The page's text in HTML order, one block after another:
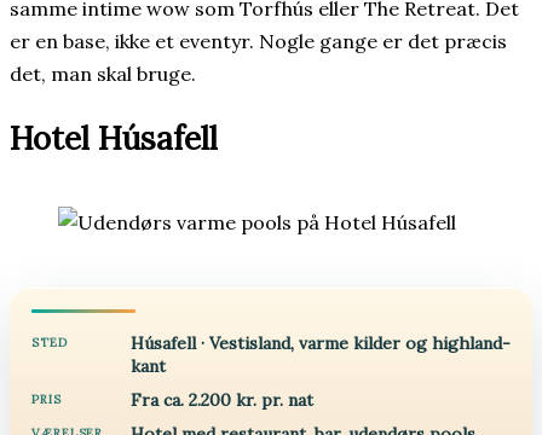
samme intime wow som Torfhús eller The Retreat. Det
er en base, ikke et eventyr. Nogle gange er det præcis
det, man skal bruge.
Hotel Húsafell
STED
Húsafell · Vestisland, varme kilder og highland-
kant
PRIS Fra ca. 2.200 kr. pr. nat